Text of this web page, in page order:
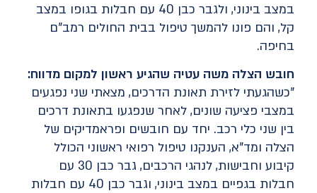
במצב בינוני, ולגבר כבן 40 עם חבלות בגופו במצב
קל, והם פונו להמשך טיפול בבית החולים רמב"ם
בחיפה.
חובש הצלה משה עטיה שהגיע ראשון למקום מדווח:
"כשהגעתי לזירת תאונת הדרכים, מצאתי שני נפגעים
במצבי פציעה שונים, לאחר שנפגעו בתאונת דרכים
בין שני כלי רכב. יחד עם חובשים ופראמדיקים של
הצלה ומד"א, הענקנו טיפול רפואי ראשוני הכולל
קיבוע וחבישות, לנהגי הרכבים, גבר כבן 30 עם
חבלות בגפיים במצב בינוני, וגבר כבן 40 עם חבלות